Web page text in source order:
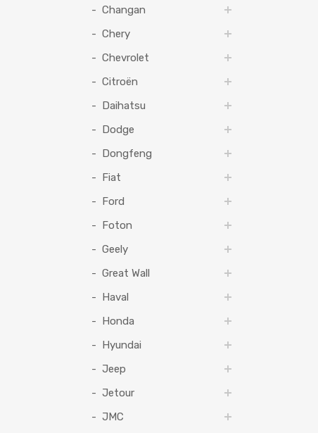
Changan
Chery
Chevrolet
Citroën
Daihatsu
Dodge
Dongfeng
Fiat
Ford
Foton
Geely
Great Wall
Haval
Honda
Hyundai
Jeep
Jetour
JMC